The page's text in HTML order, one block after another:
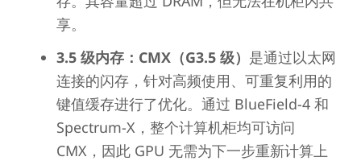
享。
3.5 级内存：CMX（G3.5 级） 是通过以太网
连接的闪存，针对高频使用、可重复利用的
键值缓存进行了优化。通过 BlueField-4 和
Spectrum-X，整个计算机柜均可访问
CMX，因此 GPU 无需为下一步重新计算上